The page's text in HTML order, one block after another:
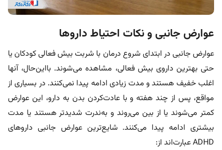
عوارض جانبی و نکات احتیاط داروها
عوارض جانبی در ابتدای شروع درمان با شربت بیش فعالی کودکان یا
حتی بهترین داروی بیش فعالی، مشاهده می‌شوند. بااین‌حال، آنها
اغلب خفیف هستند و مدت زیادی ادامه پیدا نمی‌کنند. در بسیاری از
مواقع، پس از چند هفته و با عادت‌کردن بدن به دارو، این عوارض
کمتر می‌شوند یا از بین می‌روند و به‌ندرت شدیدتر هستند یا مدت
بیشتری ادامه پیدا می‌کنند. شایع‌ترین عوارض جانبی داروهای
ADHD عبارت‌اند از: